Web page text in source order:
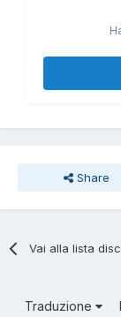
Share
Vai alla lista
Traduzione